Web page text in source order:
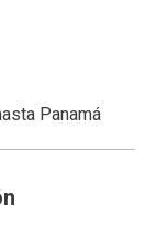
Panamá